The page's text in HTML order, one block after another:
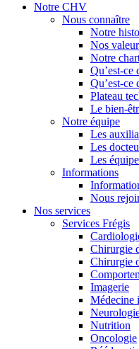
Notre CHV
Nous connaître
Notre
Nos
Notre
Qu’est-ce
Qu’est-ce
Plateau
Le bien-
Notre équipe
Les
Les
Les
Informations
Nous
Nos services
Services Frégis
Chirurgie
Chirurgie
Imagerie
Médecine
Nutrition
Oncologie